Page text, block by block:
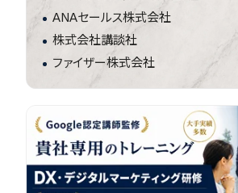
ANAセールス株式会社
株式会社講談社
ファイザー株式会社